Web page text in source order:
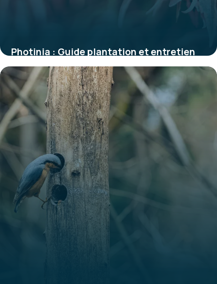
Photinia : Guide plantation et entretien
2 juin 2026